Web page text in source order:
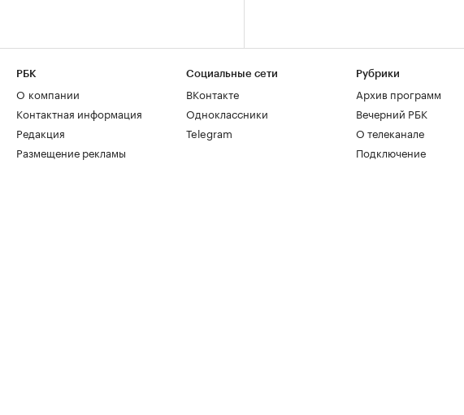
РБК
О компании
Контактная информация
Редакция
Размещение рекламы
Социальные сети
ВКонтакте
Одноклассники
Telegram
Рубрики
Архив программ
Вечерний РБК
О телеканале
Подключение